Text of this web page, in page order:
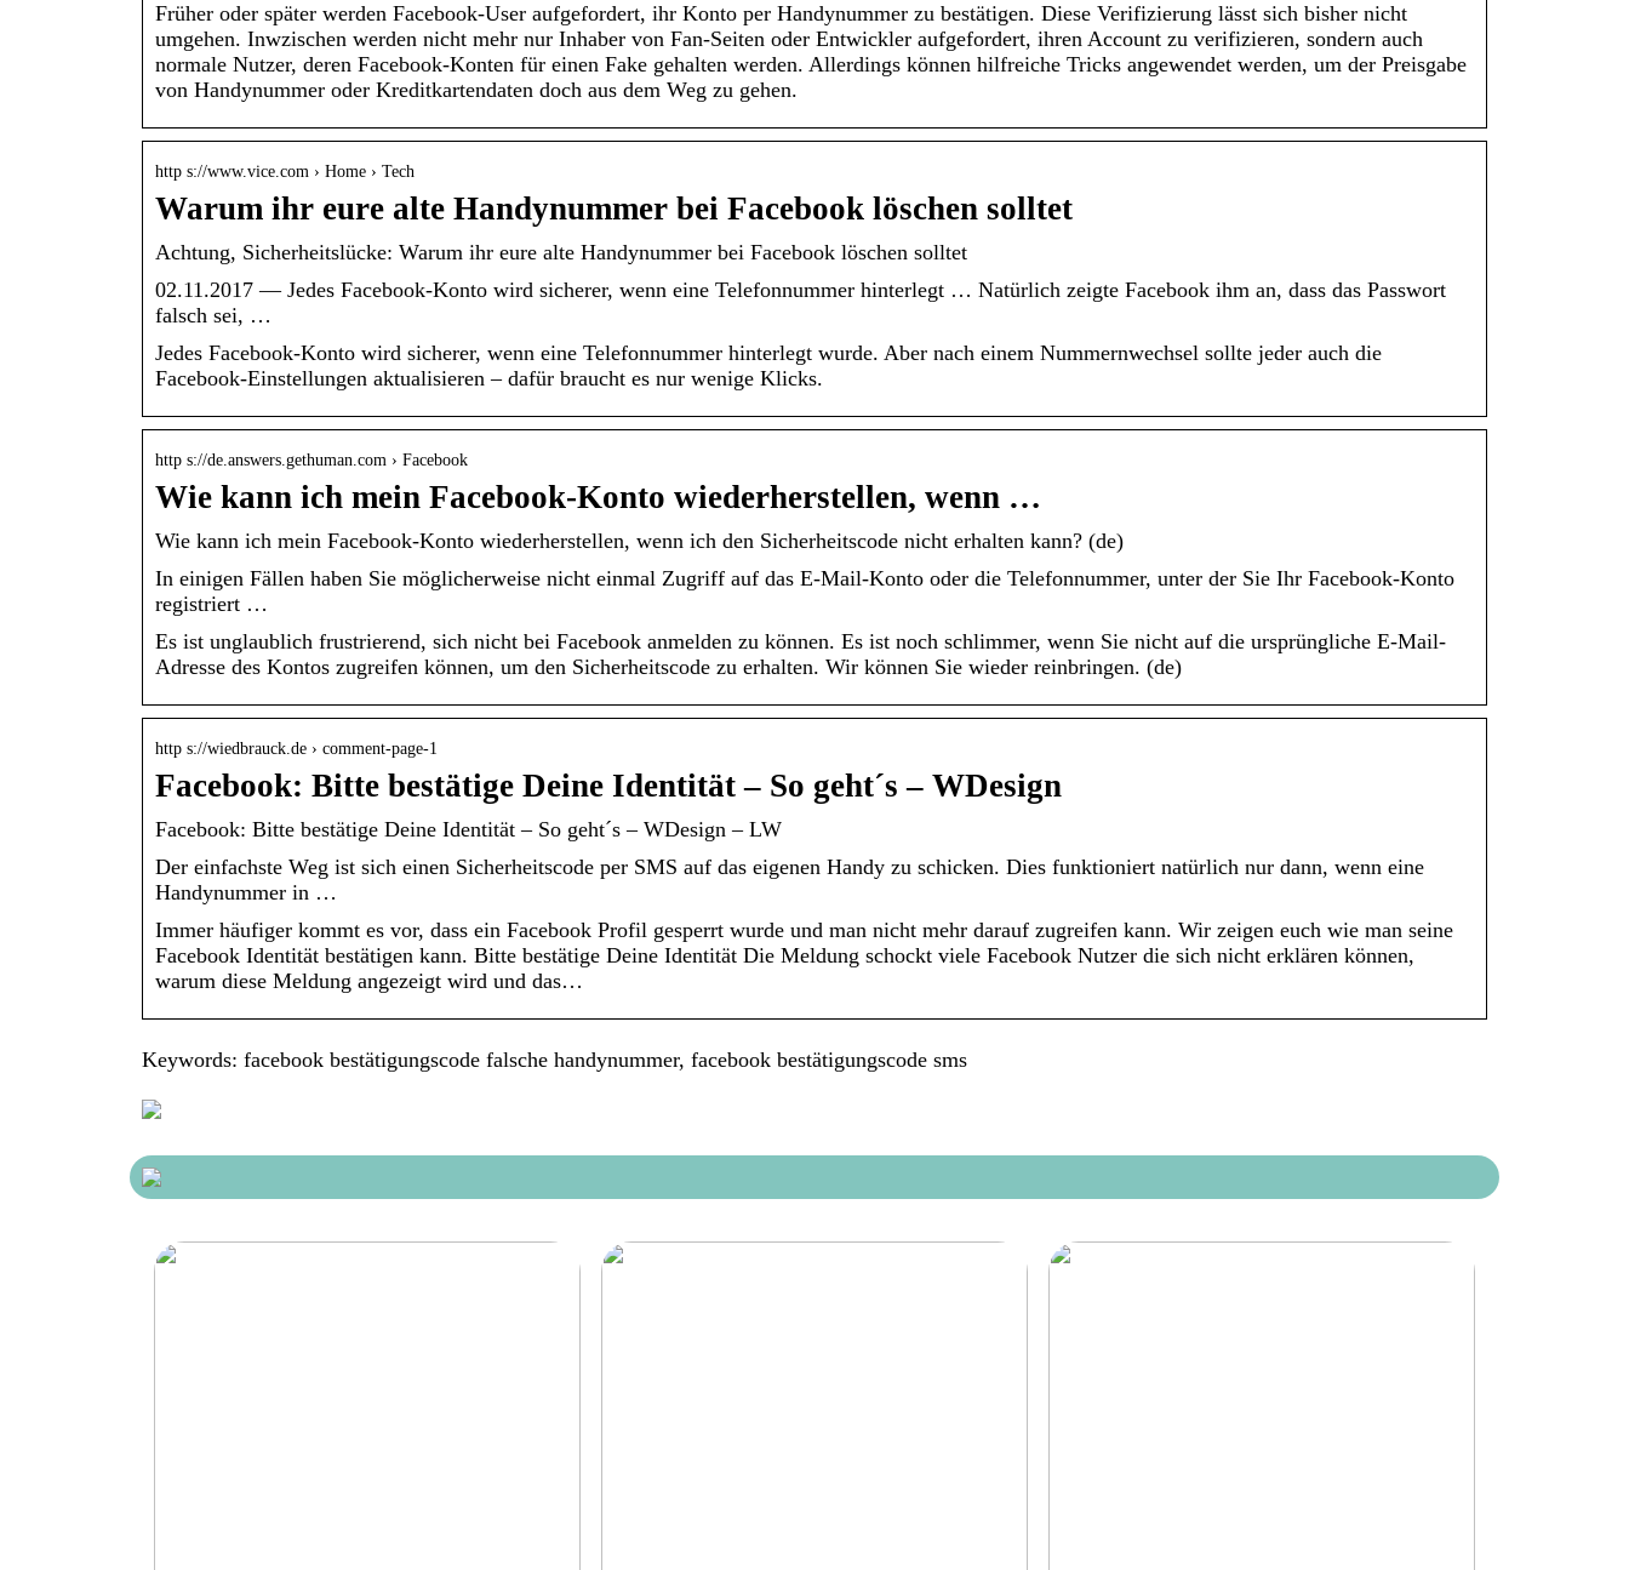
Früher oder später werden Facebook-User aufgefordert, ihr Konto per Handynummer zu bestätigen. Diese Verifizierung lässt sich bisher nicht
umgehen. Inwzischen werden nicht mehr nur Inhaber von Fan-Seiten oder Entwickler aufgefordert, ihren Account zu verifizieren, sondern auch
normale Nutzer, deren Facebook-Konten für einen Fake gehalten werden. Allerdings können hilfreiche Tricks angewendet werden, um der Preisgabe
von Handynummer oder Kreditkartendaten doch aus dem Weg zu gehen.
http s://www.vice.com › Home › Tech
Warum ihr eure alte Handynummer bei Facebook löschen solltet
Achtung, Sicherheitslücke: Warum ihr eure alte Handynummer bei Facebook löschen solltet
02.11.2017 — Jedes Facebook-Konto wird sicherer, wenn eine Telefonnummer hinterlegt … Natürlich zeigte Facebook ihm an, dass das Passwort
falsch sei, …
Jedes Facebook-Konto wird sicherer, wenn eine Telefonnummer hinterlegt wurde. Aber nach einem Nummernwechsel sollte jeder auch die
Facebook-Einstellungen aktualisieren – dafür braucht es nur wenige Klicks.
http s://de.answers.gethuman.com › Facebook
Wie kann ich mein Facebook-Konto wiederherstellen, wenn …
Wie kann ich mein Facebook-Konto wiederherstellen, wenn ich den Sicherheitscode nicht erhalten kann? (de)
In einigen Fällen haben Sie möglicherweise nicht einmal Zugriff auf das E-Mail-Konto oder die Telefonnummer, unter der Sie Ihr Facebook-Konto
registriert …
Es ist unglaublich frustrierend, sich nicht bei Facebook anmelden zu können. Es ist noch schlimmer, wenn Sie nicht auf die ursprüngliche E-Mail-
Adresse des Kontos zugreifen können, um den Sicherheitscode zu erhalten. Wir können Sie wieder reinbringen. (de)
http s://wiedbrauck.de › comment-page-1
Facebook: Bitte bestätige Deine Identität – So geht´s – WDesign
Facebook: Bitte bestätige Deine Identität – So geht´s – WDesign – LW
Der einfachste Weg ist sich einen Sicherheitscode per SMS auf das eigenen Handy zu schicken. Dies funktioniert natürlich nur dann, wenn eine
Handynummer in …
Immer häufiger kommt es vor, dass ein Facebook Profil gesperrt wurde und man nicht mehr darauf zugreifen kann. Wir zeigen euch wie man seine
Facebook Identität bestätigen kann. Bitte bestätige Deine Identität Die Meldung schockt viele Facebook Nutzer die sich nicht erklären können,
warum diese Meldung angezeigt wird und das…
Keywords: facebook bestätigungscode falsche handynummer, facebook bestätigungscode sms